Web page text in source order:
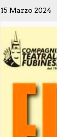
15 Marzo 2024